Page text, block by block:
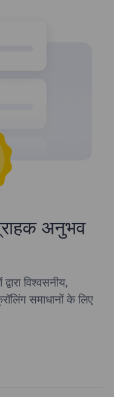
अनुभव
विश्वसनीय,
समाधानों के लिए